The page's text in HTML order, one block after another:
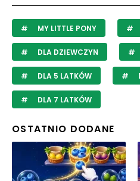
MY LITTLE PONY
DLA DZIEWCZYN
DLA 5 LATKÓW
DLA 7 LATKÓW
OSTATNIO DODANE